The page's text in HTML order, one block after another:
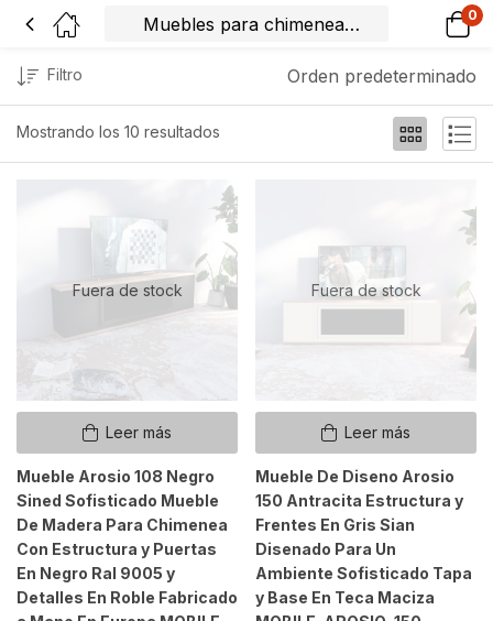
0
Mostrando los 10 resultados
Filtro Orden predeterminado
Fuera de stock
Leer más
Mueble Arosio 108 Negro
Sined Sofisticado Mueble
De Madera Para Chimenea
Con Estructura y Puertas
En Negro Ral 9005 y
Detalles En Roble Fabricado
Fuera de stock
Leer más
Mueble De Diseno Arosio
150 Antracita Estructura y
Frentes En Gris Sian
Disenado Para Un
Ambiente Sofisticado Tapa
y Base En Teca Maciza